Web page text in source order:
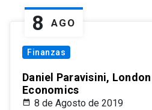
8 AGO
Finanzas
Daniel Paravisini,
Economics
8 de Agosto de 2019